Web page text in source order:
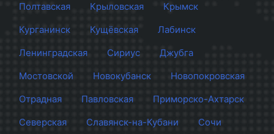
Полтавская
Крыловская
Крымск
Курганинск
Кущёвская
Лабинск
Ленинградская
Сириус
Джубга
Мостовской
Новокубанск
Новопокровская
Отрадная
Павловская
Приморско-Ахтарск
Северская
Славянск-на-Кубани
Сочи